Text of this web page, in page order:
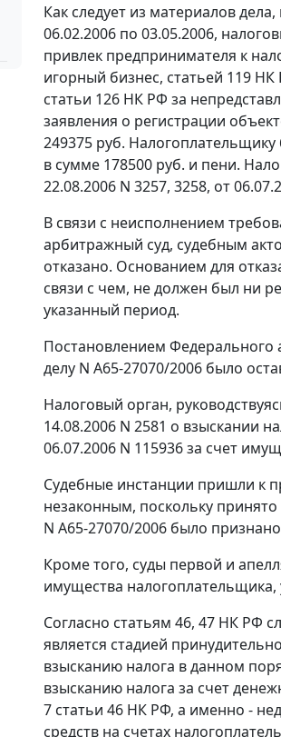
Как следует из материалов
06.02.2006 по 03.05.2006,
привлек предпринимателя к
игорный бизнес, статьей 119 НК
статьи 126 НК РФ за
заявления о регистрации
249375 руб.
в сумме 178500 руб. и пени.
22.08.2006 N 3257, 3258, от
В связи с неисполнением
арбитражный суд, судебным
отказано. Основанием для
связи с чем, не должен был ни
указанный период.
Постановлением Федерального
делу N А65-27070/2006 было
Налоговый орган,
14.08.2006 N 2581 о взыскании
06.07.2006 N 115936 за счет
Судебные инстанции пришли к
незаконным, поскольку
N А65-27070/2006 было
Кроме того, суды первой и
имущества налогоплательщика,
Согласно статьям 46, 47 НК РФ
является стадией
взысканию налога в данном
взысканию налога за счет
7 статьи 46 НК РФ, а именно -
средств на счетах